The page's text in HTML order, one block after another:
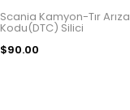
Scania Kamyon-Tır Arıza
Kodu(DTC) Silici
$90.00